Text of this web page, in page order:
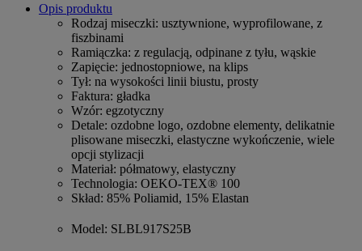
Opis produktu
Rodzaj miseczki: usztywnione, wyprofilowane, z
fiszbinami
Ramiączka: z regulacją, odpinane z tyłu, wąskie
Zapięcie: jednostopniowe, na klips
Tył: na wysokości linii biustu, prosty
Faktura: gładka
Wzór: egzotyczny
Detale: ozdobne logo, ozdobne elementy, delikatnie
plisowane miseczki, elastyczne wykończenie, wiele
opcji stylizacji
Materiał: półmatowy, elastyczny
Technologia: OEKO-TEX® 100
Skład: 85% Poliamid, 15% Elastan
Model: SLBL917S25B